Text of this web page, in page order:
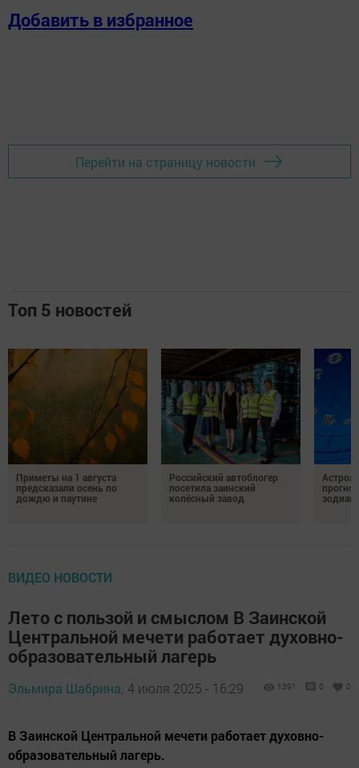
Добавить в избранное
Перейти на страницу новости
Топ 5 новостей
Приметы на 1 августа
предсказали осень по
дождю и паутине
Российский автоблогер
посетила заинский
колёсный завод
зодиака
ВИДЕО НОВОСТИ
Лето с пользой и смыслом В Заинской
Центральной мечети работает духовно-
образовательный лагерь
Эльмира Шабрина, 4 июля 2025 - 16:29 1391 0 0
В Заинской Центральной мечети работает духовно-
образовательный лагерь.